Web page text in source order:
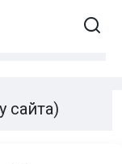
сайта)